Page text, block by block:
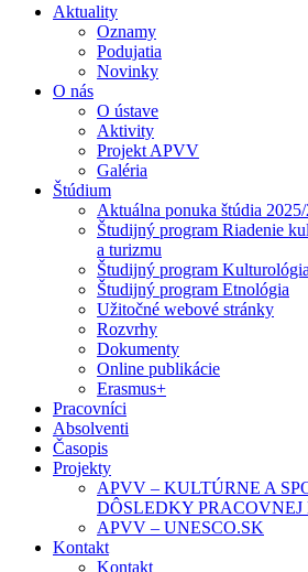
Aktuality
Oznamy
Podujatia
Novinky
O nás
O ústave
Aktivity
Projekt APVV
Galéria
Štúdium
Aktuálna ponuka štúdia
Študijný program Riadenie
a turizmu
Študijný program Kulturológia
Študijný program Etnológia
Užitočné webové stránky
Rozvrhy
Dokumenty
Online publikácie
Erasmus+
Pracovníci
Absolventi
Časopis
Projekty
APVV – KULTÚRNE A
DÔSLEDKY PRACOVNEJ
APVV – UNESCO.SK
Kontakt
Kontakt